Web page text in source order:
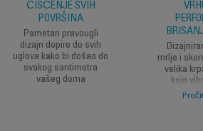
ČIŠĆENJE SVIH
POVRŠINA
Pametan pravougli
dizajn dopire do svih
uglova kako bi došao do
svakog santimetra
vašeg doma
mrlje i
velika
koja
izuzetnu